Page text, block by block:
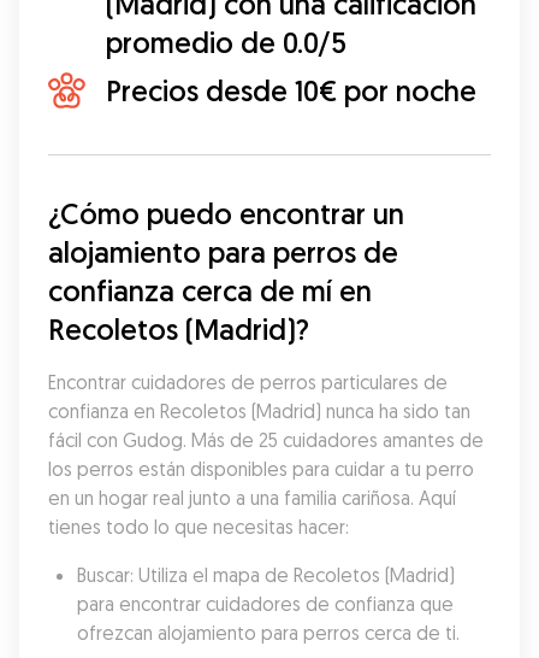
promedio de 0.0/5
Precios desde 10€ por noche
¿Cómo puedo encontrar un
alojamiento para perros de
confianza cerca de mí en
Recoletos (Madrid)?
Encontrar cuidadores de perros particulares de
confianza en Recoletos (Madrid) nunca ha sido tan
fácil con Gudog. Más de 25 cuidadores amantes de
los perros están disponibles para cuidar a tu perro
en un hogar real junto a una familia cariñosa. Aquí
tienes todo lo que necesitas hacer:
Buscar: Utiliza el mapa de Recoletos (Madrid)
para encontrar cuidadores de confianza que
ofrezcan alojamiento para perros cerca de ti.